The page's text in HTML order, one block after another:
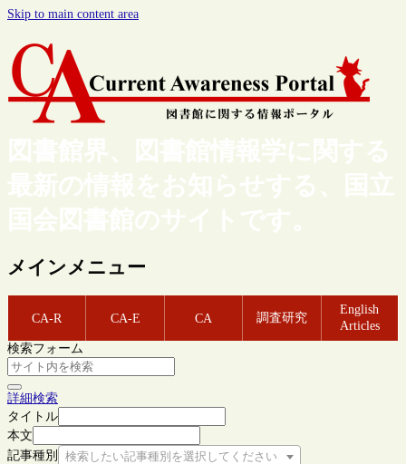
Skip to main content area
図書館界、図書館情報学に関する
最新の情報をお知らせする、国立
国会図書館のサイトです。
メインメニュー
CA-R CA-E CA 調査研究
English
Articles
検索フォーム
詳細検索
タイトル
本文
記事種別
検索したい記事種別を選択してください